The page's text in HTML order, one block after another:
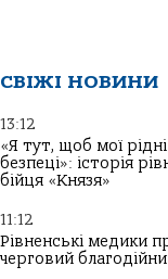
СВІЖІ НОВИНИ
13:12
«Я тут, щоб мої
безпеці»: історія
бійця «Князя»
11:12
Рівненські медики
черговий